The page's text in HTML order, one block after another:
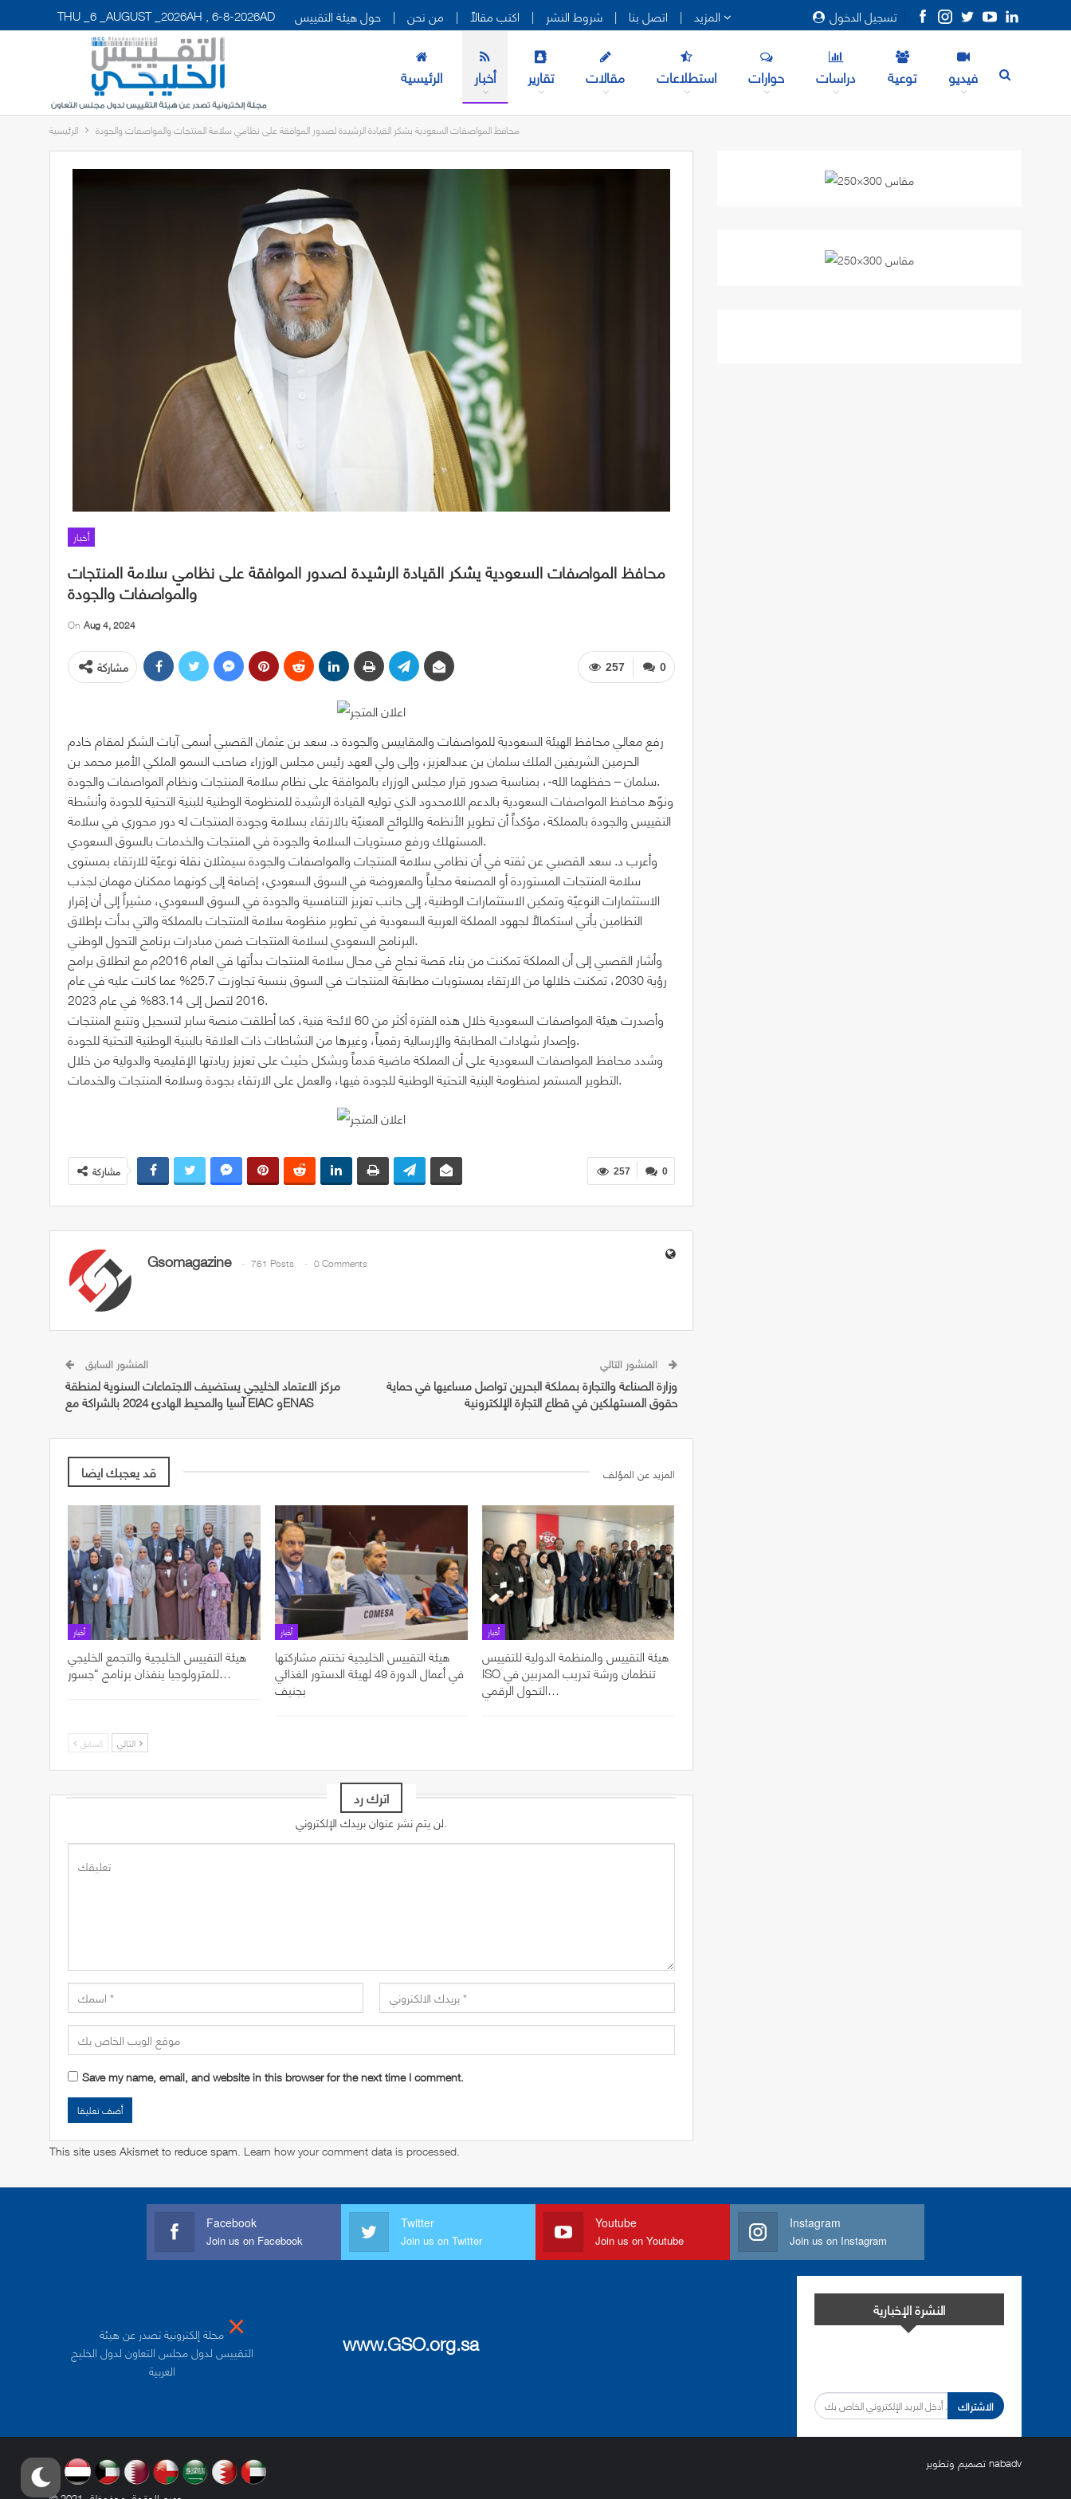
تسجيل الدخول THU _6 _AUGUST _2026AH , 6-8-2026AD حول هيئة التقييس | من نحن | اكتب مقالاً | شروط النشر | اتصل بنا |
الرئيسية أخبار تقارير مقالات استطلاعات حوارات دراسات توعية فيديو
الرئيسية محافظ المواصفات السعودية يشكر القيادة الرشيدة لصدور الموافقة على نظامي سلامة المنتجات والمواصفات والجودة
أخبار
محافظ المواصفات السعودية يشكر القيادة الرشيدة لصدور الموافقة على نظامي سلامة المنتجات
والمواصفات والجودة
On Aug 4, 2024
0
257 مشاركة
رفع معالي محافظ الهيئة السعودية للمواصفات والمقاييس والجودة د. سعد بن عثمان القصبي أسمى آيات الشكر لمقام خادم
الحرمين الشريفين الملك سلمان بن عبدالعزيز، وإلى ولي العهد رئيس مجلس الوزراء صاحب السمو الملكي الأمير محمد بن
سلمان – حفظهما الله-، بمناسبة صدور قرار مجلس الوزراء بالموافقة على نظام سلامة المنتجات ونظام المواصفات والجودة.
ونوّه محافظ المواصفات السعودية بالدعم اللامحدود الذي توليه القيادة الرشيدة للمنظومة الوطنية للبنية التحتية للجودة وأنشطة
التقييس والجودة بالمملكة، مؤكداً أن تطوير الأنظمة واللوائح المعنيّة بالارتقاء بسلامة وجودة المنتجات له دور محوري في سلامة
المستهلك ورفع مستويات السلامة والجودة في المنتجات والخدمات بالسوق السعودي.
وأعرب د. سعد القصبي عن ثقته في أن نظامي سلامة المنتجات والمواصفات والجودة سيمثلان نقلة نوعيّة للارتقاء بمستوى
سلامة المنتجات المستوردة أو المصنعة محلياً والمعروضة في السوق السعودي، إضافة إلى كونهما ممكنان مهمان لجذب
الاستثمارات النوعيّة وتمكين الاستثمارات الوطنية، إلى جانب تعزيز التنافسية والجودة في السوق السعودي، مشيراً إلى أن إقرار
النظامين يأتي استكمالاً لجهود المملكة العربية السعودية في تطوير منظومة سلامة المنتجات بالمملكة والتي بدأت بإطلاق
البرنامج السعودي لسلامة المنتجات ضمن مبادرات برنامج التحول الوطني.
وأشار القصبي إلى أن المملكة تمكنت من بناء قصة نجاح في مجال سلامة المنتجات بدأتها في العام 2016م مع انطلاق برامج
رؤية 2030، تمكنت خلالها من الارتقاء بمستويات مطابقة المنتجات في السوق بنسبة تجاوزت 25.7% عما كانت عليه في عام
2016 لتصل إلى 83.14% في عام 2023.
وأصدرت هيئة المواصفات السعودية خلال هذه الفترة أكثر من 60 لائحة فنية، كما أطلقت منصة سابر لتسجيل وتتبع المنتجات
وإصدار شهادات المطابقة والإرسالية رقمياً، وغيرها من النشاطات ذات العلاقة بالبنية الوطنية التحتية للجودة.
وشدد محافظ المواصفات السعودية على أن المملكة ماضية قدماً وبشكل حثيث على تعزيز ريادتها الإقليمية والدولية من خلال
التطوير المستمر لمنظومة البنية التحتية الوطنية للجودة فيها، والعمل على الارتقاء بجودة وسلامة المنتجات والخدمات.
0
257 مشاركة
Gsomagazine 761 Posts 0 Comments
المنشور السابق
مركز الاعتماد الخليجي يستضيف الاجتماعات السنوية لمنطقة
آسيا والمحيط الهادئ 2024 بالشراكة مع EIAC وENAS
المنشور التالي
وزارة الصناعة والتجارة بمملكة البحرين تواصل مساعيها في حماية
حقوق المستهلكين في قطاع التجارة الإلكترونية
قد يعجبك ايضا المزيد عن المؤلف
أخبار
هيئة التقييس الخليجية والتجمع الخليجي
للمترولوجيا ينفذان برنامج “جسور…
أخبار
هيئة التقييس الخليجية تختتم مشاركتها
في أعمال الدورة 49 لهيئة الدستور الغذائي
بجنيف
أخبار
هيئة التقييس والمنظمة الدولية للتقييس
ISO تنظمان ورشة تدريب المدربين في
التحول الرقمي…
السابق
اترك رد
لن يتم نشر عنوان بريدك الإلكتروني.
Save my name, email, and website in this browser for the next time I comment.
This site uses Akismet to reduce spam. Learn how your comment data is processed.
Facebook
Join us on Facebook
Twitter
Join us on Twitter
Youtube
Join us on Youtube
Instagram
Join us on Instagram
مجلة إلكترونية تصدر عن هيئة
التقييس لدول مجلس التعاون لدول الخليج
العربية
www.GSO.org.sa
النشرة الإخبارية
الاشتراك
nabadv
×